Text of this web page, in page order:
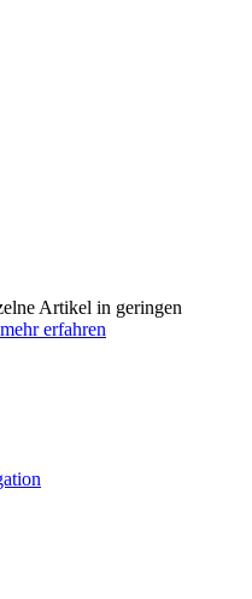
Artikel in geringen
mehr erfahren